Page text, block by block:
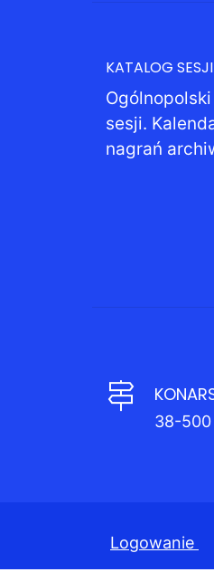
KATALOG SESJI
sesji.
nagrań
38-500
Logowanie